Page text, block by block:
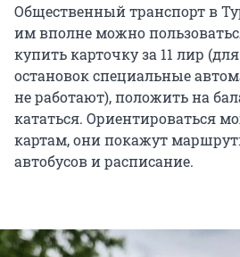
Общественный транспорт в
им вполне можно
купить карточку за 11 лир
остановок специальные
не работают), положить на
кататься. Ориентироваться
картам, они покажут
автобусов и расписание.